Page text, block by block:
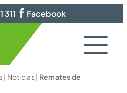
311 Facebook
| Noticias| Remates de